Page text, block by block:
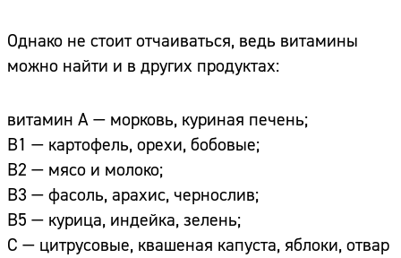
Однако не стоит отчаиваться, ведь витамины
можно найти и в других продуктах:
витамин А — морковь, куриная печень;
В1 — картофель, орехи, бобовые;
В2 — мясо и молоко;
В3 — фасоль, арахис, чернослив;
В5 — курица, индейка, зелень;
С — цитрусовые, квашеная капуста, яблоки, отвар